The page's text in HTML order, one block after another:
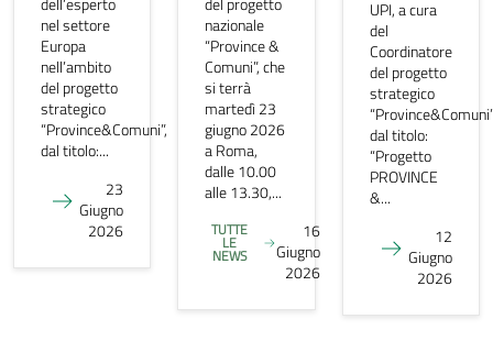
nel settore
Europa
nell’ambito
del progetto
strategico
“Province&Comuni”,
dal titolo:...
23
Giugno
2026
nazionale
“Province &
Comuni”, che
si terrà
martedì 23
giugno 2026
a Roma,
dalle 10.00
alle 13.30,...
TUTTE
LE
NEWS
16
Giugno
2026
UPI, a cura
del
Coordinatore
del progetto
strategico
dal titolo:
“Progetto
PROVINCE
&...
12
Giugno
2026